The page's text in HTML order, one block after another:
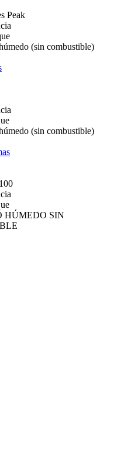
Peak
(sin combustible)
(sin combustible)
HÚMEDO SIN